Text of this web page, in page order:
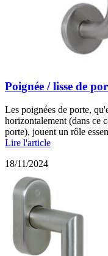
Poignée / lisse de
Les poignées de porte,
horizontalement (dans ce
porte), jouent un rôle
Lire l'article
18/11/2024